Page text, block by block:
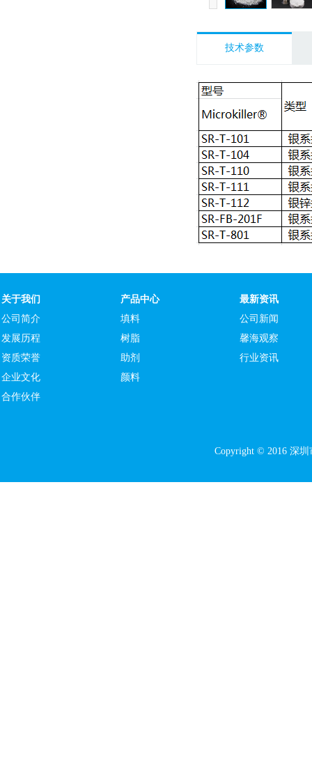
技术参数
关于我们
公司简介
发展历程
资质荣誉
企业文化
合作伙伴
产品中心
填料
树脂
助剂
颜料
最新资讯
公司新闻
馨海观察
行业资讯
Copyright © 2016 深